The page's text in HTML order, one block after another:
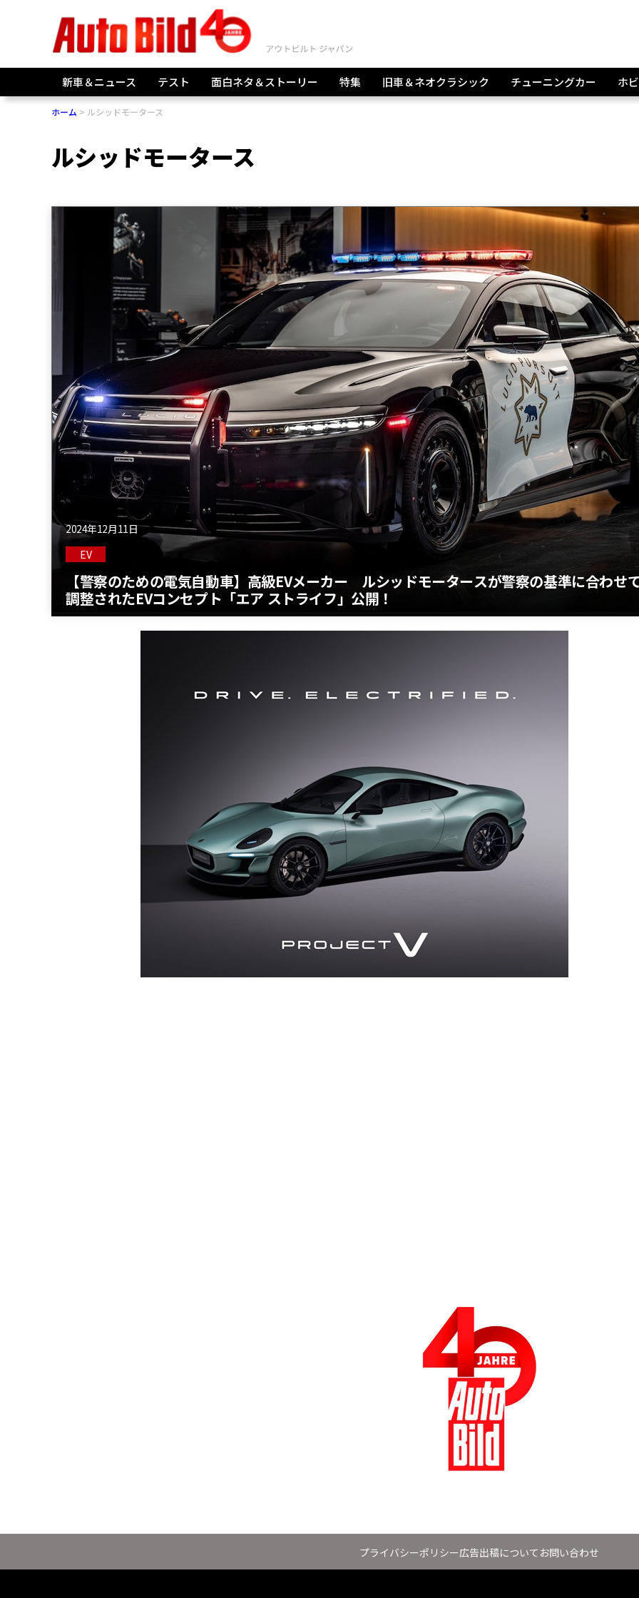
新車＆ニュース テスト 面白ネタ＆ストーリー 特集 旧車＆ネオクラシック チューニングカー ホ
ホーム ルシッドモータース
ルシッドモータース
2024年12月11日
EV
【警察のための電気自動車】高級EVメーカー ルシッドモータースが警察の基準に合わせ
調整されたEVコンセプト「エア ストライフ」公開！
プライバシーポリシー広告出稿について お問い合わせ